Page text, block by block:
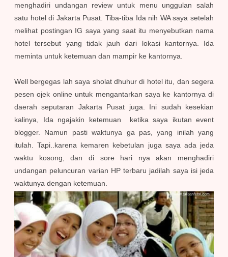
menghadiri undangan review untuk menu unggulan salah
satu hotel di Jakarta Pusat. Tiba-tiba Ida nih WA saya setelah
melihat postingan IG saya yang saat itu menyebutkan nama
hotel tersebut yang tidak jauh dari lokasi kantornya. Ida
meminta untuk ketemuan dan mampir ke kantornya.
Well bergegas lah saya sholat dhuhur di hotel itu, dan segera
pesen ojek online untuk mengantarkan saya ke kantornya di
daerah seputaran Jakarta Pusat juga. Ini sudah kesekian
kalinya, Ida ngajakin ketemuan ketika saya ikutan event
blogger. Namun pasti waktunya ga pas, yang inilah yang
itulah. Tapi..karena kemaren kebetulan juga saya ada jeda
waktu kosong, dan di sore hari nya akan menghadiri
undangan peluncuran varian HP terbaru jadilah saya isi jeda
waktunya dengan ketemuan.